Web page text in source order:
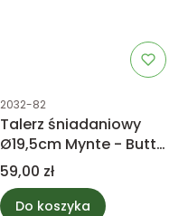
Kod produktu
2032-82
Talerz śniadaniowy
Ø19,5cm Mynte - Butter
Cream
Cena
59,00 zł
Do koszyka